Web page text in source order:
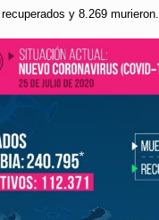
y 8.269 murieron.